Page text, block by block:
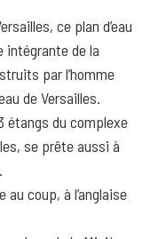
ce plan d’eau
intégrante de la
par l’homme
de Versailles.
étangs du complexe
se prête aussi à
coup, à l’anglaise